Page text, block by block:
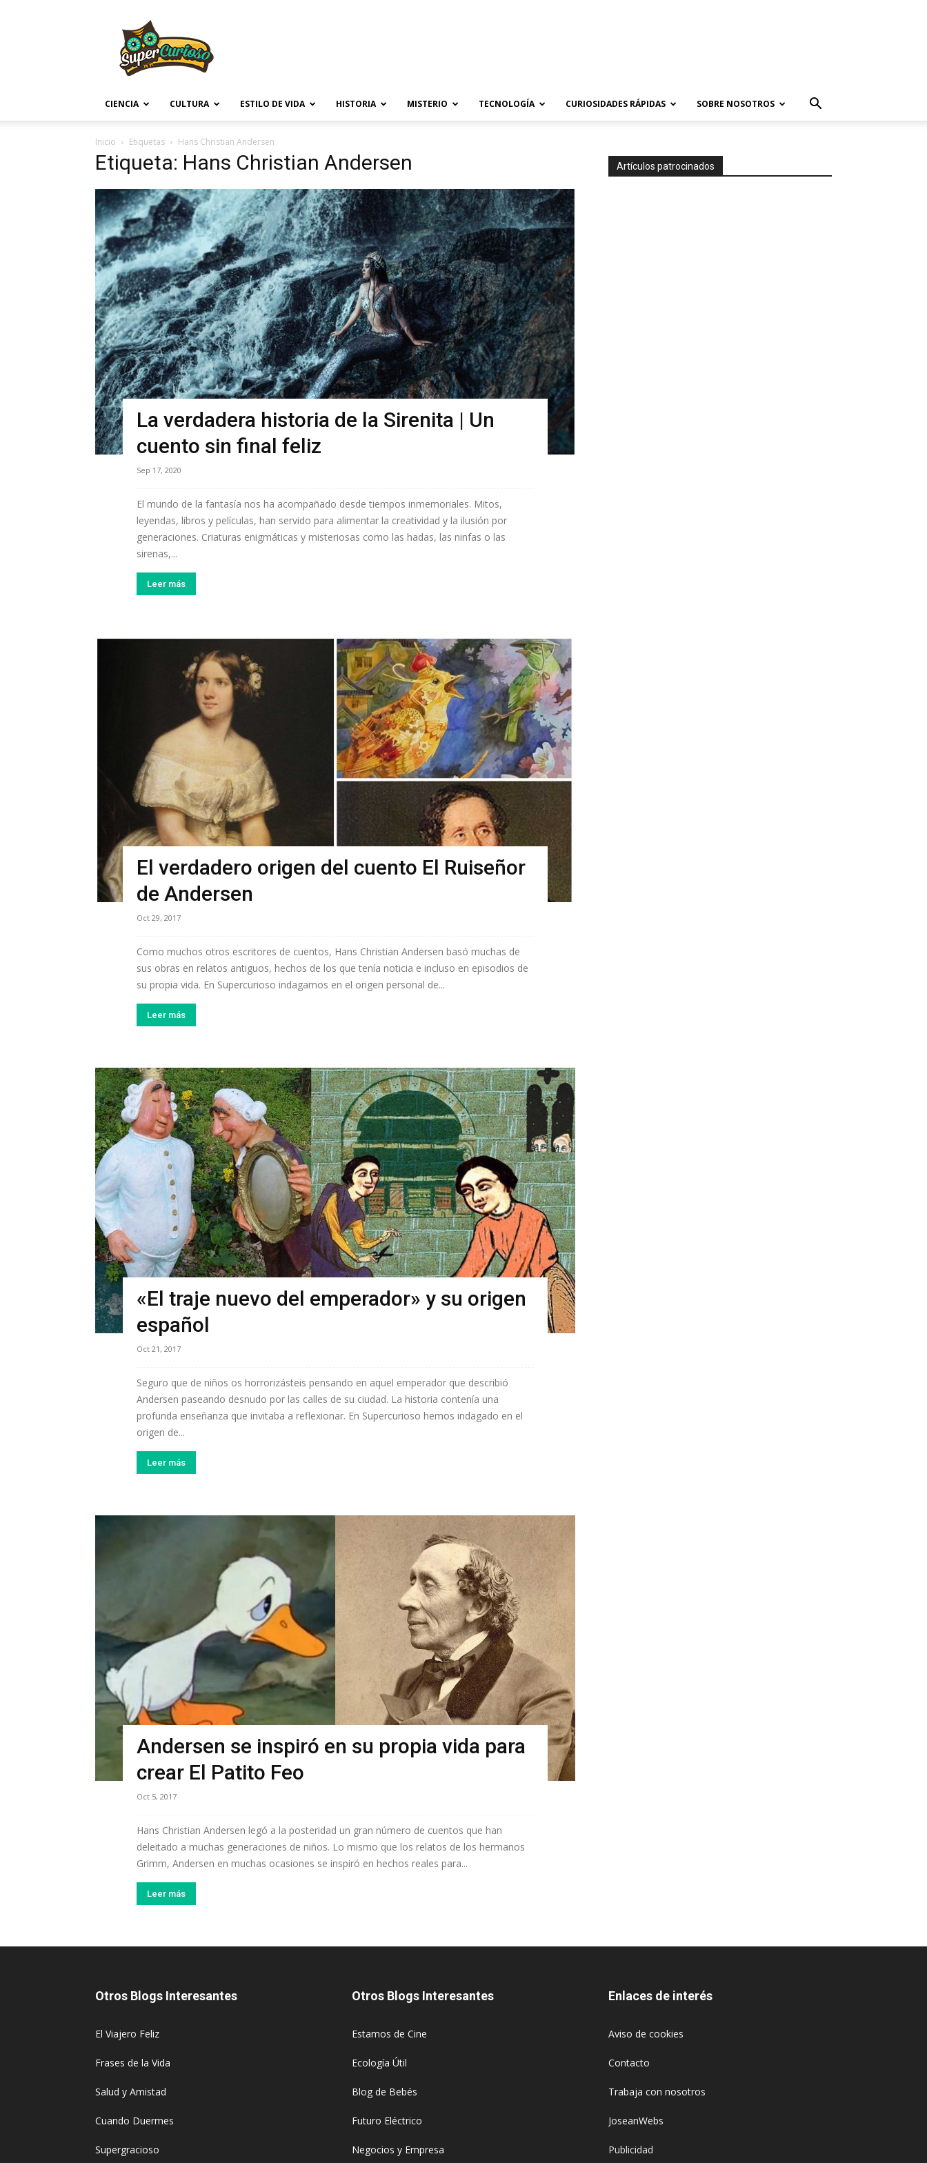
CIENCIA CULTURA ESTILO DE VIDA HISTORIA MISTERIO TECNOLOGÍA CURIOSIDADES RÁPIDAS SOBRE NOSOTROS
Inicio Etiquetas Hans Christian Andersen
Etiqueta: Hans Christian Andersen
La verdadera historia de la Sirenita | Un
cuento sin final feliz
Sep 17, 2020
El mundo de la fantasía nos ha acompañado desde tiempos inmemoriales. Mitos,
leyendas, libros y películas, han servido para alimentar la creatividad y la ilusión por
generaciones. Criaturas enigmáticas y misteriosas como las hadas, las ninfas o las
sirenas,...
Leer más
El verdadero origen del cuento El Ruiseñor
de Andersen
Oct 29, 2017
Como muchos otros escritores de cuentos, Hans Christian Andersen basó muchas de
sus obras en relatos antiguos, hechos de los que tenía noticia e incluso en episodios de
su propia vida. En Supercurioso indagamos en el origen personal de...
Leer más
«El traje nuevo del emperador» y su origen
español
Oct 21, 2017
Seguro que de niños os horrorizásteis pensando en aquel emperador que describió
Andersen paseando desnudo por las calles de su ciudad. La historia contenía una
profunda enseñanza que invitaba a reflexionar. En Supercurioso hemos indagado en el
origen de...
Leer más
Andersen se inspiró en su propia vida para
crear El Patito Feo
Oct 5, 2017
Hans Christian Andersen legó a la posteridad un gran número de cuentos que han
deleitado a muchas generaciones de niños. Lo mismo que los relatos de los hermanos
Grimm, Andersen en muchas ocasiones se inspiró en hechos reales para...
Leer más
Artículos patrocinados
Otros Blogs Interesantes
El Viajero Feliz
Frases de la Vida
Salud y Amistad
Cuando Duermes
Supergracioso
Otros Blogs Interesantes
Estamos de Cine
Ecología Útil
Blog de Bebés
Futuro Eléctrico
Negocios y Empresa
Enlaces de interés
Aviso de cookies
Contacto
Trabaja con nosotros
JoseanWebs
Publicidad